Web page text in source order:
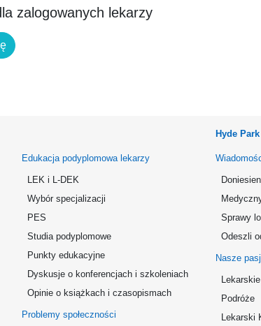
zalogowanych lekarzy
Edukacja podyplomowa lekarzy
LEK i L-DEK
Wybór specjalizacji
PES
Studia podyplomowe
Punkty edukacyjne
Dyskusje o konferencjach i szkoleniach
Opinie o książkach i czasopismach
Problemy społeczności
Hyde Park
Sprawy
Odeszli
Nasze
Podróże
Lekarski